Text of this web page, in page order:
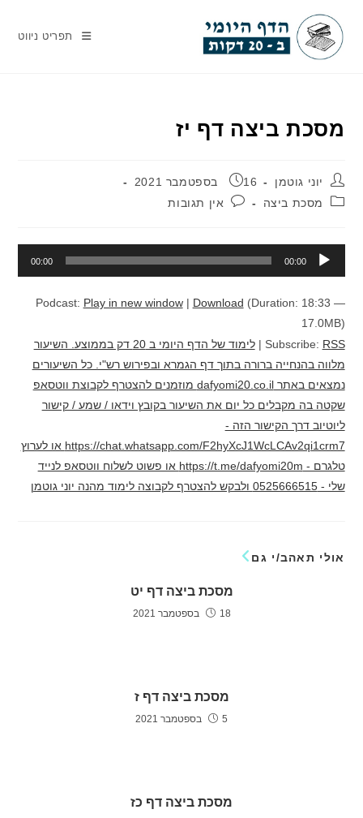
content
תפריט ניווט
מסכת ביצה דף יז
מחבר:יוני גוטמן פורסם:
16 בספטמבר 2021
קטגוריה:מסכת ביצה תגובות:אין תגובות
00:00
00:00
Podcast: Play in new window| Download (Duration: 18:33 —
17.0MB)
Subscribe: RSS
|
לימוד של הדף היומי ב 20 דק בממוצע. השיעור
מלווה בהנחייה ברורה בתוך דף הגמרא ובפירוש רש"י. כל השיעורים
נמצאים באתר dafyomi20.co.il מוזמנים להצטרף לקבוצת ווטסאפ
שקטה בה מקבלים כל יום את השיעור בקובץ וידאו / שמע / קישור
ליוטיוב דרך הקישור הזה -
https://chat.whatsapp.com/F2hyXcJ1WcLCAv2qi1crm7 או לערוץ
טלגרם - https://t.me/dafyomi20m או פשוט לשלוח ווטסאפ לנייד
שלי - 0525666515 ולבקש להצטרף לקבוצה לימוד מהנה יוני גוטמן
אולי תאהב/י גם
מסכת ביצה דף יט
18 בספטמבר 2021
מסכת ביצה דף ז
5 בספטמבר 2021
מסכת ביצה דף כז